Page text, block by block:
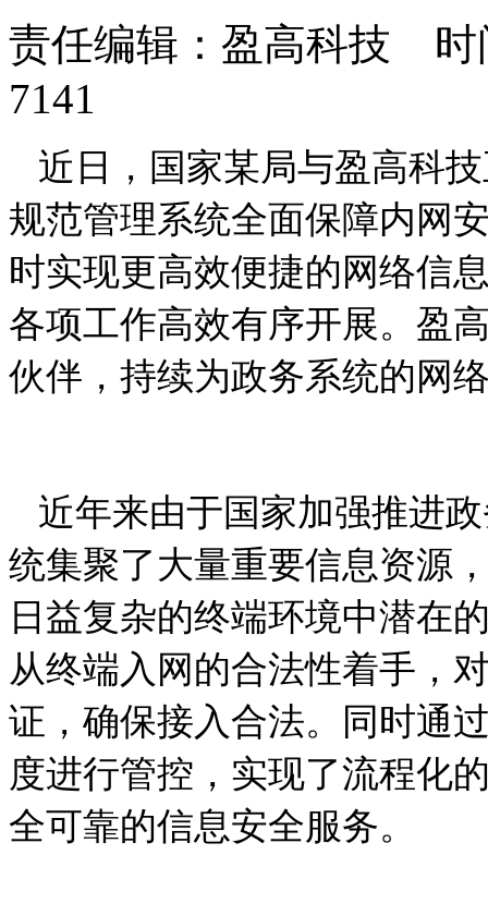
责任编辑：盈高科技 时
7141
近日，国家某局与盈高科
规范管理系统全面保障内网
时实现更高效便捷的网络信
各项工作高效有序开展。盈
伙伴，持续为政务系统的网
近年来由于国家加强推进
统集聚了大量重要信息资源
日益复杂的终端环境中潜在
从终端入网的合法性着手，
证，确保接入合法。同时通
度进行管控，实现了流程化
全可靠的信息安全服务。